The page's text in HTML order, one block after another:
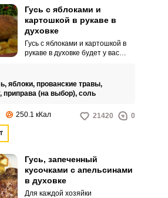
Гусь с яблоками и
картошкой в рукаве в
духовке
Гусь с яблоками и картошкой в
рукаве в духовке будет у вас
есть возможность, то для этого
блюда выберите молодую
яблоки, прованские травы,
приправа (на выбор), соль
250.1 кКал 21420 0
Гусь, запеченный
кусочками с апельсинами
в духовке
Для каждой хозяйки